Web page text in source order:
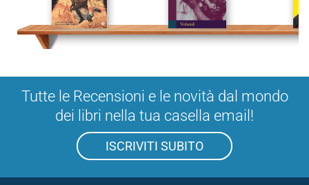
Tutte le Recensioni e le novità dal mondo
dei libri nella tua casella email!
ISCRIVITI SUBITO